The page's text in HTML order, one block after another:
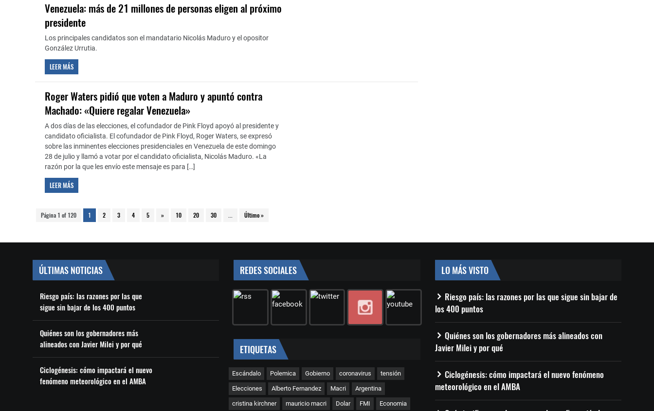
Venezuela: más de 21 millones de personas eligen al próximo
presidente
Los principales candidatos son el mandatario Nicolás Maduro y el opositor
González Urrutia.
LEER MÁS
Roger Waters pidió que voten a Maduro y apuntó contra
Machado: «Quiere regalar Venezuela»
A dos días de las elecciones, el cofundador de Pink Floyd apoyó al presidente y
candidato oficialista. El cofundador de Pink Floyd, Roger Waters, se expresó
sobre las inminentes elecciones presidenciales en Venezuela de este domingo
28 de julio y llamó a votar por el candidato oficialista, Nicolás Maduro. «La
razón por la que les envío este mensaje es para […]
LEER MÁS
Página 1 of 120 1 2 3 4 5 » 10 20 30 Último »
ÚLTIMAS NOTICIAS
Riesgo país: las razones por las que
sigue sin bajar de los 400 puntos
Quiénes son los gobernadores más
alineados con Javier Milei y por qué
Ciclogénesis: cómo impactará el nuevo
fenómeno meteorológico en el AMBA
REDES SOCIALES
ETIQUETAS
Escándalo Polemica Gobierno coronavirus tensión
Elecciones Alberto Fernandez Macri Argentina
cristina kirchner mauricio macri Dolar FMI Economia
LO MÁS VISTO
Riesgo país: las razones por las que sigue sin bajar de
los 400 puntos
Quiénes son los gobernadores más alineados con
Javier Milei y por qué
Ciclogénesis: cómo impactará el nuevo fenómeno
meteorológico en el AMBA